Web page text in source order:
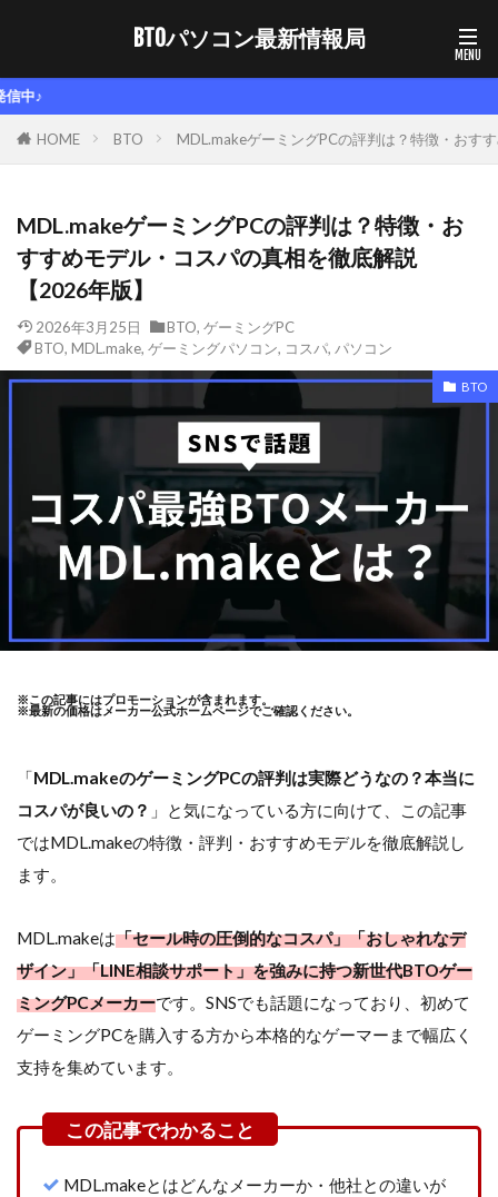
BTOパソコン最新情報局
HOME BTO MDL.makeゲーミングPCの評判は？特徴・おす
MDL.makeゲーミングPCの評判は？特徴・お
すすめモデル・コスパの真相を徹底解説
【2026年版】
2026年3月25日 BTO, ゲーミングPC
BTO, MDL.make, ゲーミングパソコン, コスパ, パソコン
BTO
※この記事にはプロモーションが含まれます。
※最新の価格はメーカー公式ホームページでご確認ください。
「MDL.makeのゲーミングPCの評判は実際どうなの？本当に
コスパが良いの？ 」と気になっている方に向けて、この記事
ではMDL.makeの特徴・評判・おすすめモデルを徹底解説し
ます。
MDL.makeは「セール時の圧倒的なコスパ」「おしゃれなデ
ザイン」「LINE相談サポート」を強みに持つ新世代BTOゲー
ミングPCメーカーです。SNSでも話題になっており、初めて
ゲーミングPCを購入する方から本格的なゲーマーまで幅広く
支持を集めています。
MDL.makeとはどんなメーカーか・他社との違いが